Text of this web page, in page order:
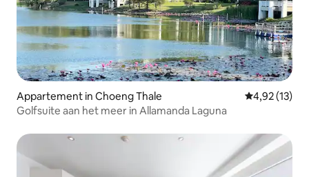
Appartement in Choeng Thale Gemiddelde
4,92 (13)
Golfsuite aan het meer in Allamanda Laguna